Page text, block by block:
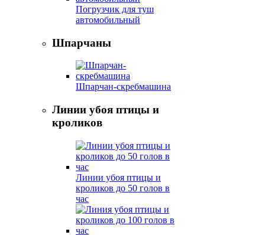
Погрузчик для туш
автомобильный
Шпарчаны
Шпарчан-скребмашина
Линии убоя птицы и
кроликов
Линии убоя птицы и
кроликов до 50 голов в
час